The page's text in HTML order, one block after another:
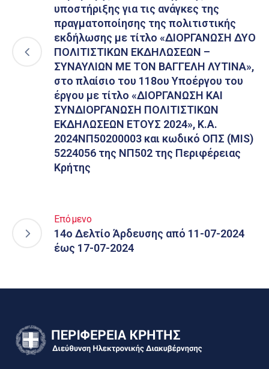
υποστήριξης για τις ανάγκες της
πραγματοποίησης της πολιτιστικής
εκδήλωσης με τίτλο «ΔΙΟΡΓΑΝΩΣΗ ΔΥΟ
ΠΟΛΙΤΙΣΤΙΚΩΝ ΕΚΔΗΛΩΣΕΩΝ –
ΣΥΝΑΥΛΙΩΝ ΜΕ ΤΟΝ ΒΑΓΓΕΛΗ ΛΥΤΙΝΑ»,
στο πλαίσιο του 118ου Υποέργου του
έργου με τίτλο «ΔΙΟΡΓΑΝΩΣΗ ΚΑΙ
ΣΥΝΔΙΟΡΓΑΝΩΣΗ ΠΟΛΙΤΙΣΤΙΚΩΝ
ΕΚΔΗΛΩΣΕΩΝ ΕΤΟΥΣ 2024», Κ.Α.
2024ΝΠ50200003 και κωδικό ΟΠΣ (MIS)
5224056 της ΝΠ502 της Περιφέρειας
Κρήτης
Επόμενο
14o Δελτίο Άρδευσης από 11-07-2024
έως 17-07-2024